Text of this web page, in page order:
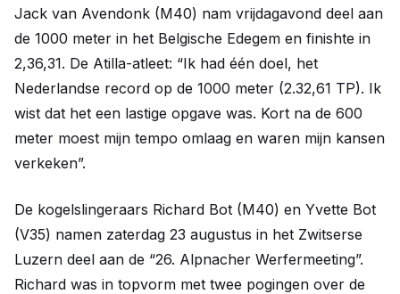
Jack van Avendonk (M40) nam vrijdagavond deel aan
de 1000 meter in het Belgische Edegem en finishte in
2,36,31. De Atilla-atleet: “Ik had één doel, het
Nederlandse record op de 1000 meter (2.32,61 TP). Ik
wist dat het een lastige opgave was. Kort na de 600
meter moest mijn tempo omlaag en waren mijn kansen
verkeken”.
De kogelslingeraars Richard Bot (M40) en Yvette Bot
(V35) namen zaterdag 23 augustus in het Zwitserse
Luzern deel aan de “26. Alpnacher Werfermeeting”.
Richard was in topvorm met twee pogingen over de